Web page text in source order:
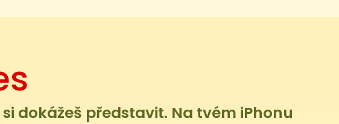
dokážeš představit. Na tvém iPhonu